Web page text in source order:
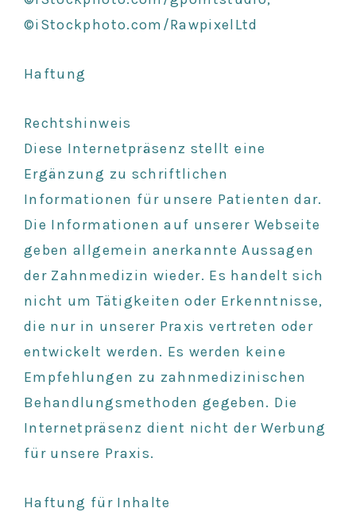
©iStockphoto.com/RawpixelLtd
Haftung
Rechtshinweis
Diese Internetpräsenz stellt eine
Ergänzung zu schriftlichen
Informationen für unsere Patienten dar.
Die Informationen auf unserer Webseite
geben allgemein anerkannte Aussagen
der Zahnmedizin wieder. Es handelt sich
nicht um Tätigkeiten oder Erkenntnisse,
die nur in unserer Praxis vertreten oder
entwickelt werden. Es werden keine
Empfehlungen zu zahnmedizinischen
Behandlungsmethoden gegeben. Die
Internetpräsenz dient nicht der Werbung
für unsere Praxis.
Haftung für Inhalte